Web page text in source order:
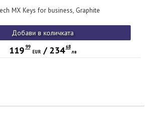
MX Keys for business, Graphite
Добави в количката
119 99
EUR/ 234 68
лв